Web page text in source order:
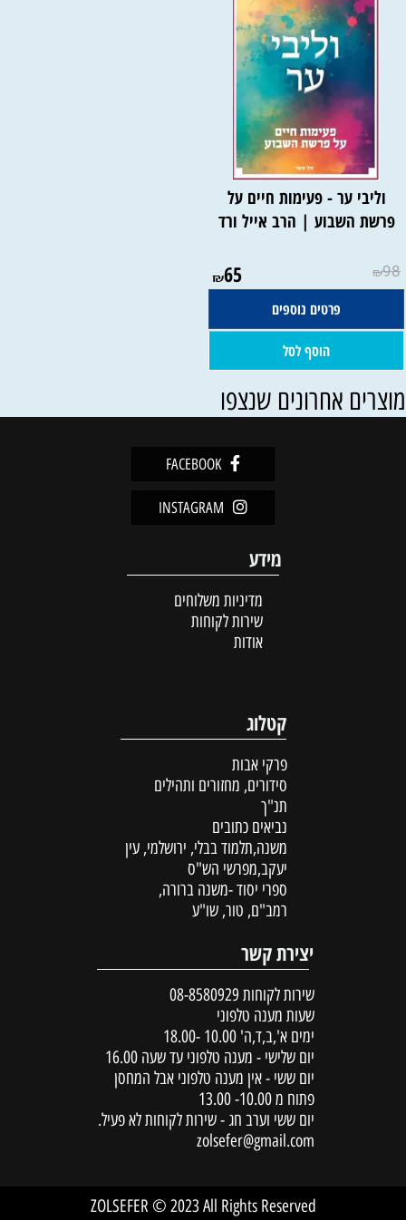
וליבי ער - פעימות חיים על
פרשת השבוע | הרב אייל ורד
₪98
₪65
פרטים נוספים
הוסף לסל
אחרונים שנצפו
FACEBOOK
INSTAGRAM
מידע
מדיניות משלוחים
שירות לקוחות
אודות
קטלוג
פרקי אבות
סידורים, מחזורים ותהילים
תנ"ך
נביאים כתובים
משנה,תלמוד בבלי, ירושלמי, עין
יעקב,מפרשי הש"ס
ספרי יסוד -משנה ברורה,
רמב"ם, טור, שו"ע
יצירת קשר
שירות לקוחות 08-8580929
שעות מענה טלפוני
ימים א',ב,ד,ה' 10.00 -18.00
יום שלישי - מענה טלפוני עד שעה 16.00
יום ששי - אין מענה טלפוני אבל המחסן
פתוח מ 10.00- 13.00
יום ששי וערב חג - שירות לקוחות לא פעיל.
zolsefer@gmail.com
ZOLSEFER © 2023 All Rights Reserved